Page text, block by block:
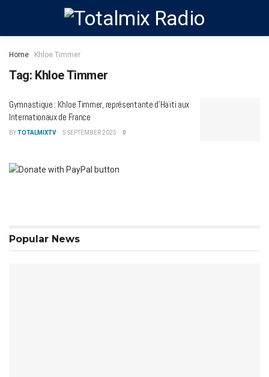
Home Khloe Timmer
Tag: Khloe Timmer
Gymnastique : Khloe Timmer, représentante d’Haïti aux
Internationaux de France
BYTOTALMIXTV 5 SEPTEMBER 2025 0
Popular News